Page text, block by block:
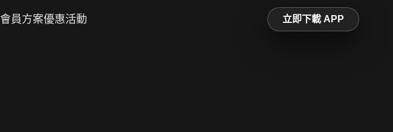
會員方案優惠活動 立即下載 APP